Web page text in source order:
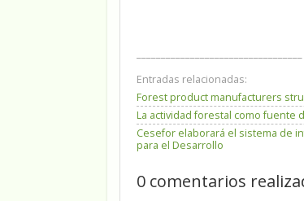
Entradas relacionadas:
Forest product manufacturers
La actividad forestal como fuente
Cesefor elaborará el sistema de
para el Desarrollo
0 comentarios